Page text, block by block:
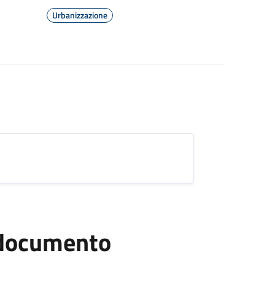
Urbanizzazione